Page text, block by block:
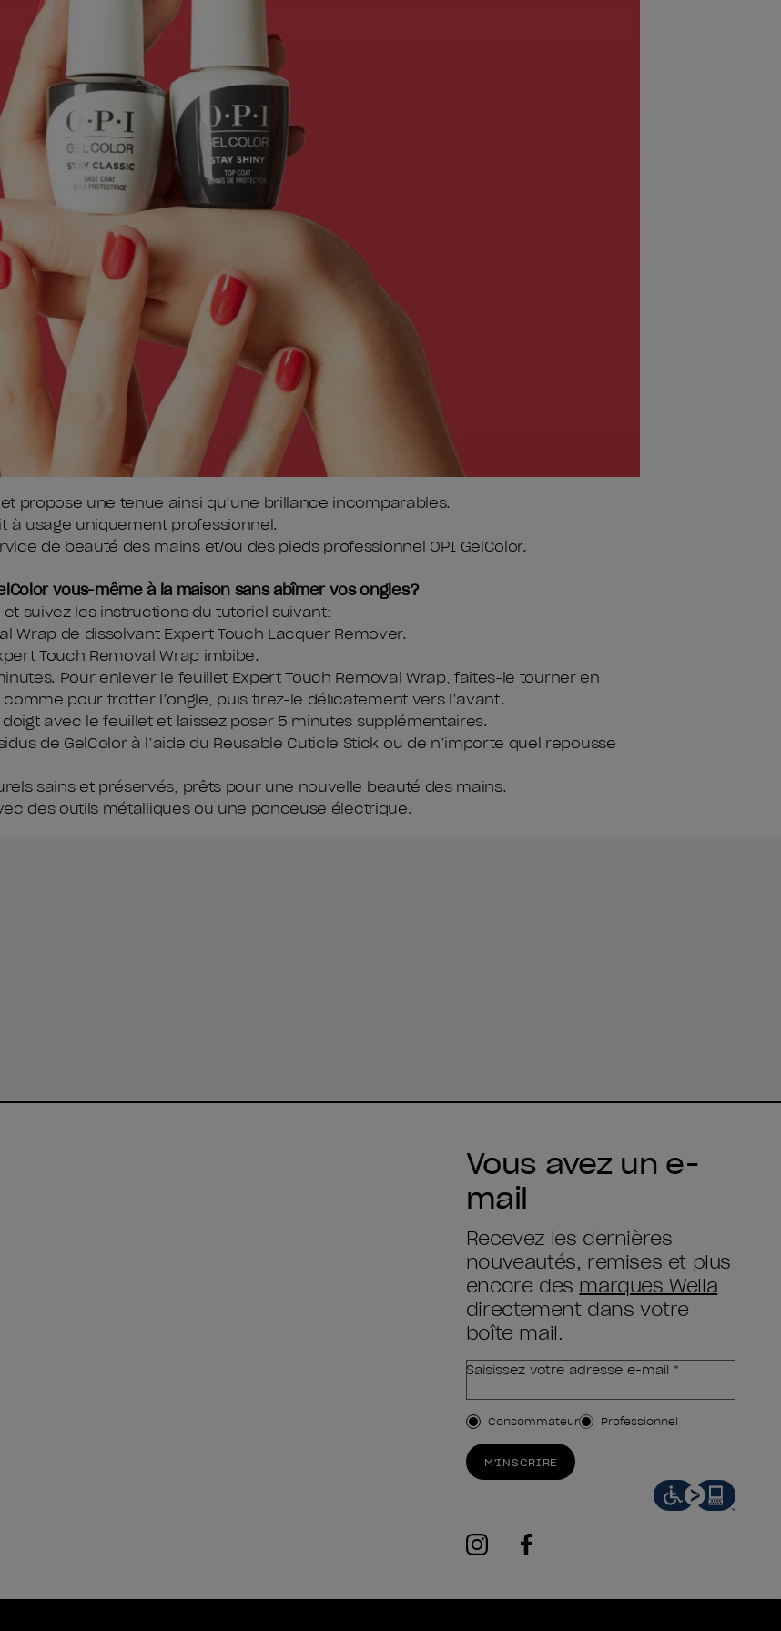
propose une tenue ainsi qu’une brillance incomparables.
à usage uniquement professionnel.
de beauté des mains et/ou des pieds professionnel OPI GelColor.
vous-même à la maison sans abîmer vos ongles?
suivez les instructions du tutoriel suivant:
Wrap de dissolvant Expert Touch Lacquer Remover.
Touch Removal Wrap imbibe.
Pour enlever le feuillet Expert Touch Removal Wrap, faites-le tourner en
pour frotter l’ongle, puis tirez-le délicatement vers l’avant.
avec le feuillet et laissez poser 5 minutes supplémentaires.
de GelColor à l’aide du Reusable Cuticle Stick ou de n’importe quel repousse
sains et préservés, prêts pour une nouvelle beauté des mains.
des outils métalliques ou une ponceuse électrique.
Vous avez un e-
mail
Recevez les dernières
nouveautés, remises et plus
encore des marques Wella
directement dans votre
boîte mail.
Saisissez votre adresse e-mail *
Type de client
Consommateur Professionnel
M'INSCRIRE